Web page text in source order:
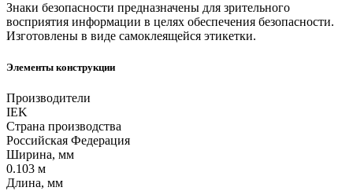
Знаки безопасности предназначены для зрительного
восприятия информации в целях обеспечения безопасности.
Изготовлены в виде самоклеящейся этикетки.
Элементы конструкции
Производители
IEK
Страна производства
Российская Федерация
Ширина, мм
0.103 м
Длина, мм